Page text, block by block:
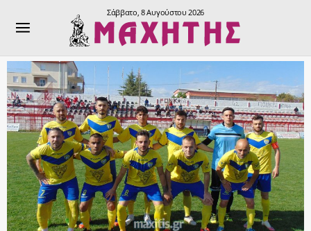
Σάββατο, 8 Αυγούστου 2026